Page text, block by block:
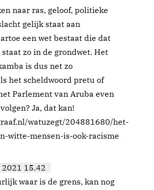
naar ras, geloof, politieke
gelijk staat aan
een wet bestaat die dat
zo in de grondwet. Het
is dus net zo
het scheldwoord pretu of
Parlement van Aruba even
Ja, dat kan!
watuzegt/204881680/het-
witte-mensen-is-ook-racisme
15.42
waar is de grens, kan nog